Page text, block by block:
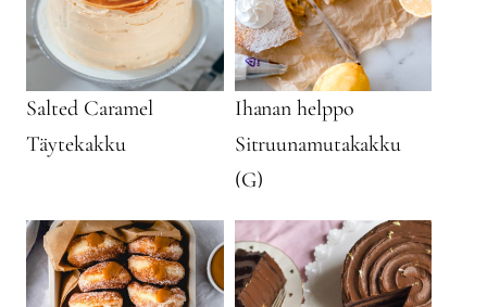
Salted Caramel
Täytekakku
Ihanan helppo
Sitruunamutakakku
(G)